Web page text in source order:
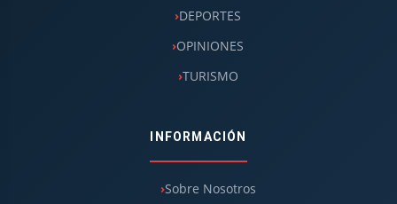
DEPORTES
OPINIONES
TURISMO
INFORMACIÓN
Sobre Nosotros